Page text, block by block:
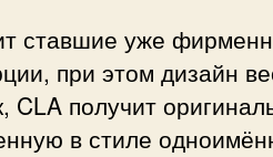
ставшие уже
при этом дизайн
CLA получит
в стиле